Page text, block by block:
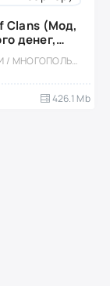
Clans (Мод,
денег,
сервер) СТРАТЕГИИ / МНОГОПОЛЬЗОВАТЕЛЬСКАЯ / ОНЛАЙН / СОРЕВНОВАТЕЛЬНАЯ / БЕЗ КЕША / ВСТРОЕННЫЙ КЕШ / ОДНОПОЛЬЗОВАТЕЛЬСКИЕ / СТИЛИЗАЦИЯ / ФЭНТЕЗИ
426.1 Mb